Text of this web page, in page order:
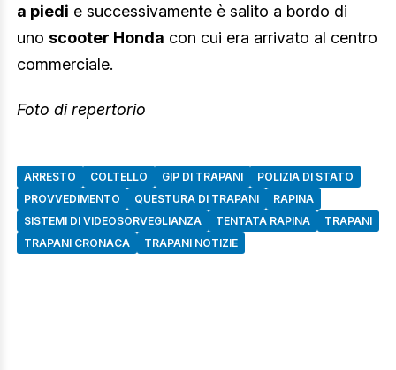
a piedi e successivamente è salito a bordo di
uno scooter Honda con cui era arrivato al centro
commerciale.
Foto di repertorio
ARRESTO COLTELLO GIP DI TRAPANI
POLIZIA DI STATO
PROVVEDIMENTO
QUESTURA DI TRAPANI
RAPINA
SISTEMI DI VIDEOSORVEGLIANZA
TENTATA RAPINA
TRAPANI
TRAPANI CRONACA
TRAPANI NOTIZIE